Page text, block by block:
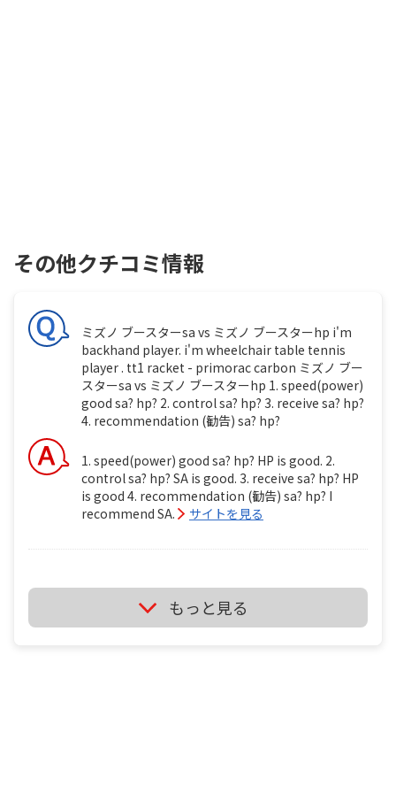
その他クチコミ情報
ミズノ ブースターsa vs ミズノ ブースターhp i'm
backhand player. i'm wheelchair table tennis
player . tt1 racket - primorac carbon ミズノ ブー
スターsa vs ミズノ ブースターhp 1. speed(power)
good sa? hp? 2. control sa? hp? 3. receive sa? hp?
4. recommendation (勧告) sa? hp?
1. speed(power) good sa? hp? HP is good. 2.
control sa? hp? SA is good. 3. receive sa? hp? HP
is good 4. recommendation (勧告) sa? hp? I
recommend SA.
サイトを見る
ミズノ ブースターsa vs ミズノ ブースターhp i'm
backhand player. i'm wheelchair table tennis
player . tt1 ミズノ ブースターsa vs ミズノ ブースタ
もっと見る